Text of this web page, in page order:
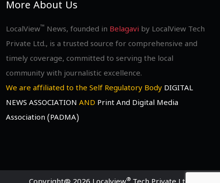
More About Us
LocalView™ News, founded in Belagavi by LocalView Tech
Private Ltd., is a trusted source for comprehensive and
timely coverage, committed to serving the local
community with journalistic excellence.
We are affiliated to the Self Regulatory Body DIGITAL
NEWS ASSOCIATION AND Print And Digital Media
Association (PADMA)
®